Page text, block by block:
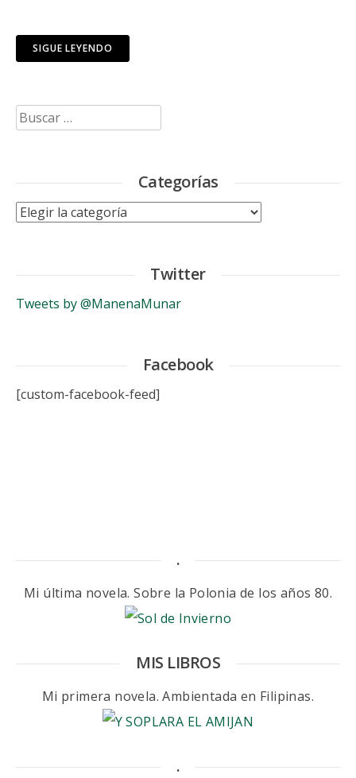
SIGUE LEYENDO
Buscar:
Categorías
Categorías
Twitter
Tweets by @ManenaMunar
Facebook
[custom-facebook-feed]
.
Mi última novela. Sobre la Polonia de los años 80.
MIS LIBROS
Mi primera novela. Ambientada en Filipinas.
.